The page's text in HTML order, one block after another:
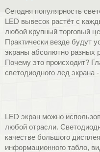
Установлен на сцене
зала ЦВКГ
здание.
г. Ялта, Крым.
Сегодня популярность
LED вывесок растёт с
любой крупный торговый
Практически везде будут
экраны абсолютно разных
Почему это происходит?
светодиодного лед экрана
LED экран можно
любой отрасли.
качестве большого
информационного табло,